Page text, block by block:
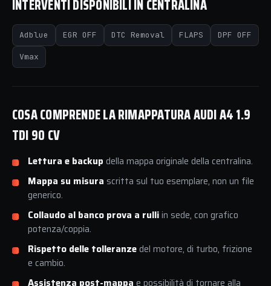
INTERVENTI DISPONIBILI IN CENTRALINA
Adblue EGR OFF DTC Removal FLAPS DPF OFF
Vmax
COSA COMPRENDE LA RIMAPPATURA AUDI A4 1.9
TDI 90 CV
Lettura e backup della mappa originale della centralina.
Mappa su misura scritta sul tuo esemplare, non un file
generico.
Collaudo al banco prova a rulliin sede, con grafico
potenza/coppia.
Rispetto delle tolleranzedel motore, di turbo, frizione
e cambio.
Assistenza post-mappa e possibilità di tornare alla